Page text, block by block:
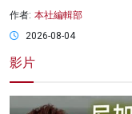
作者: 本社編輯部
2026-08-04
影片